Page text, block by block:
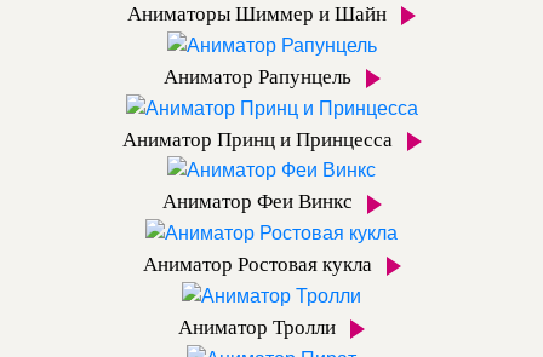
Аниматоры Шиммер и Шайн
Аниматор Рапунцель
Аниматор Принц и Принцесса
Аниматор Феи Винкс
Аниматор Ростовая кукла
Аниматор Тролли